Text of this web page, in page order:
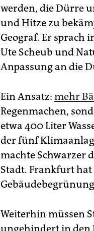
werden, die Dürre
und Hitze zu
Geograf. Er sprach
Ute Scheub und
Anpassung an die
Ein Ansatz: mehr
Regenmachen,
etwa 400 Liter
der fünf
machte Schwarzer
Stadt. Frankfurt
Weiterhin müssen
ungehindert in den